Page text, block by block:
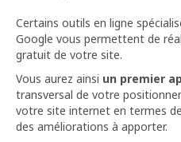
Certains outils en ligne
Google vous permettent de
gratuit de votre site.
Vous aurez ainsi un premier
transversal de votre
votre site internet en termes
des améliorations à apporter.